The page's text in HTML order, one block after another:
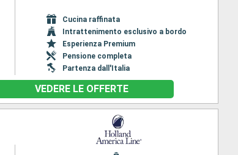
Cucina raffinata
Intrattenimento esclusivo a bordo
Esperienza Premium
Pensione completa
Partenza dall'Italia
VEDERE LE OFFERTE